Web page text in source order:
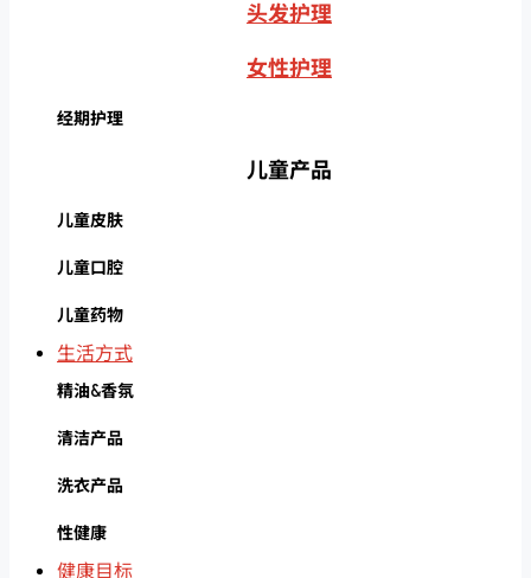
头发护理
女性护理
经期护理
儿童产品
儿童皮肤
儿童口腔
儿童药物
生活方式
精油&香氛
清洁产品
洗衣产品
性健康
健康目标